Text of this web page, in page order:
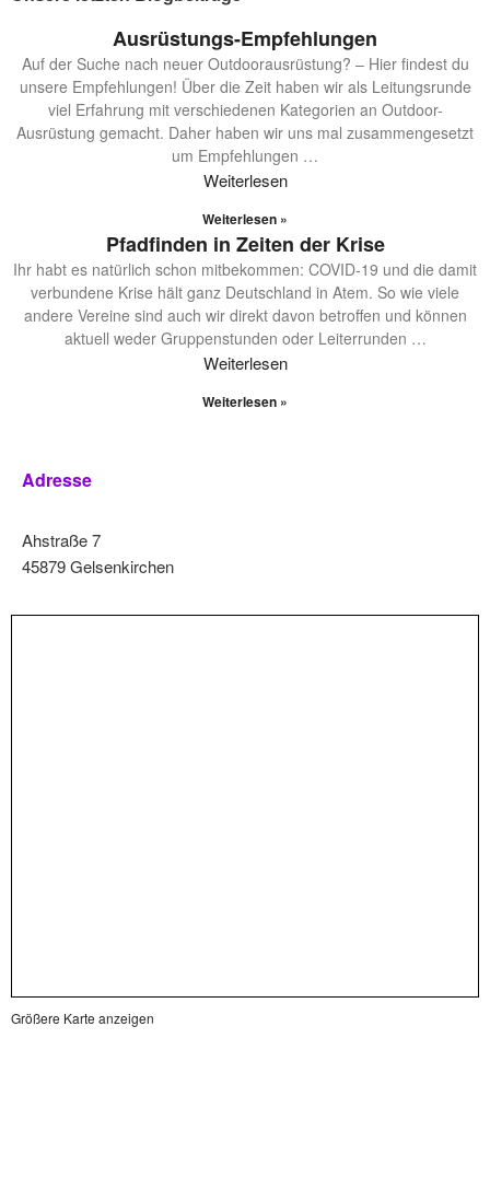
Ausrüstungs-Empfehlungen
Auf der Suche nach neuer Outdoorausrüstung? – Hier findest du
unsere Empfehlungen! Über die Zeit haben wir als Leitungsrunde
viel Erfahrung mit verschiedenen Kategorien an Outdoor-
Ausrüstung gemacht. Daher haben wir uns mal zusammengesetzt
um Empfehlungen …
Weiterlesen
Weiterlesen »
Pfadfinden in Zeiten der Krise
Ihr habt es natürlich schon mitbekommen: COVID-19 und die damit
verbundene Krise hält ganz Deutschland in Atem. So wie viele
andere Vereine sind auch wir direkt davon betroffen und können
aktuell weder Gruppenstunden oder Leiterrunden …
Weiterlesen
Weiterlesen »
Adresse
Ahstraße 7
45879 Gelsenkirchen
Größere Karte anzeigen